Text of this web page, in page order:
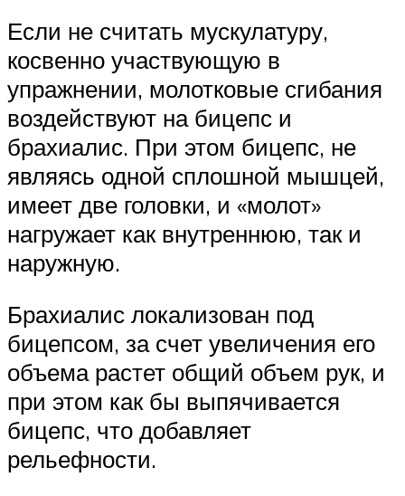
Если не считать мускулатуру,
косвенно участвующую в
упражнении, молотковые сгибания
воздействуют на бицепс и
брахиалис. При этом бицепс, не
являясь одной сплошной мышцей,
имеет две головки, и «молот»
нагружает как внутреннюю, так и
наружную.
Брахиалис локализован под
бицепсом, за счет увеличения его
объема растет общий объем рук, и
при этом как бы выпячивается
бицепс, что добавляет
рельефности.